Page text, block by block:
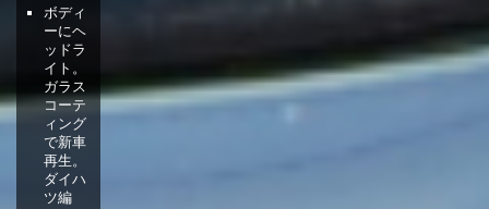
ボディ
ーにヘ
ッドラ
イト。
ガラス
コーテ
ィング
で新車
再生。
ダイハ
ツ編